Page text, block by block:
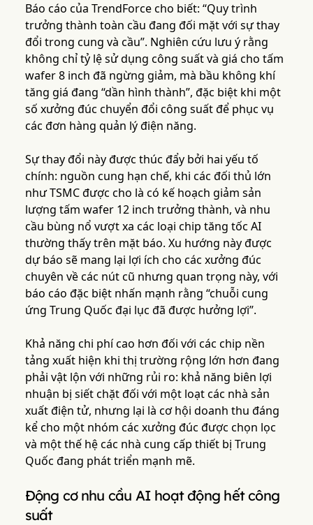
Báo cáo của TrendForce cho biết: “Quy trình
trưởng thành toàn cầu đang đối mặt với sự thay
đổi trong cung và cầu”. Nghiên cứu lưu ý rằng
không chỉ tỷ lệ sử dụng công suất và giá cho tấm
wafer 8 inch đã ngừng giảm, mà bầu không khí
tăng giá đang “dần hình thành”, đặc biệt khi một
số xưởng đúc chuyển đổi công suất để phục vụ
các đơn hàng quản lý điện năng.
Sự thay đổi này được thúc đẩy bởi hai yếu tố
chính: nguồn cung hạn chế, khi các đối thủ lớn
như TSMC được cho là có kế hoạch giảm sản
lượng tấm wafer 12 inch trưởng thành, và nhu
cầu bùng nổ vượt xa các loại chip tăng tốc AI
thường thấy trên mặt báo. Xu hướng này được
dự báo sẽ mang lại lợi ích cho các xưởng đúc
chuyên về các nút cũ nhưng quan trọng này, với
báo cáo đặc biệt nhấn mạnh rằng “chuỗi cung
ứng Trung Quốc đại lục đã được hưởng lợi”.
Khả năng chi phí cao hơn đối với các chip nền
tảng xuất hiện khi thị trường rộng lớn hơn đang
phải vật lộn với những rủi ro: khả năng biên lợi
nhuận bị siết chặt đối với một loạt các nhà sản
xuất điện tử, nhưng lại là cơ hội doanh thu đáng
kể cho một nhóm các xưởng đúc được chọn lọc
và một thế hệ các nhà cung cấp thiết bị Trung
Quốc đang phát triển mạnh mẽ.
Động cơ nhu cầu AI hoạt động hết công
suất